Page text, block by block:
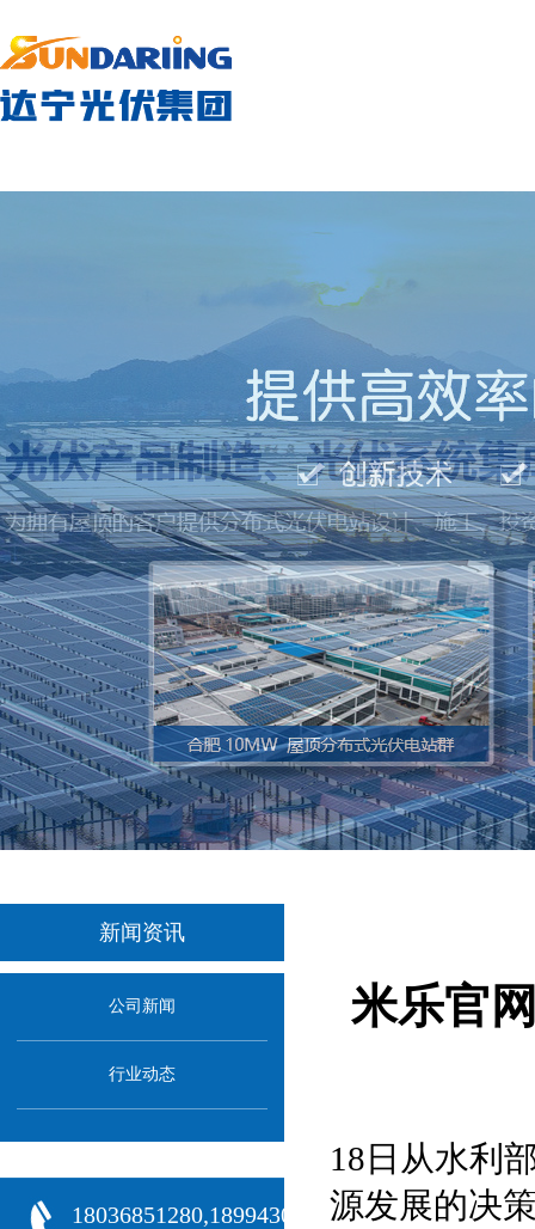
新闻资讯
公司新闻
行业动态
18036851280,18994301288,18068407382
米乐官
18日从水利
源发展的决